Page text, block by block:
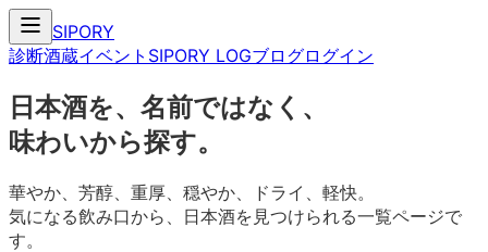
SIPORY
診断酒蔵イベント SIPORY LOGブログログイン
日本酒を、名前ではなく、
味わいから探す。
華やか、芳醇、重厚、穏やか、ドライ、軽快。
気になる飲み口から、日本酒を見つけられる一覧ページで
す。